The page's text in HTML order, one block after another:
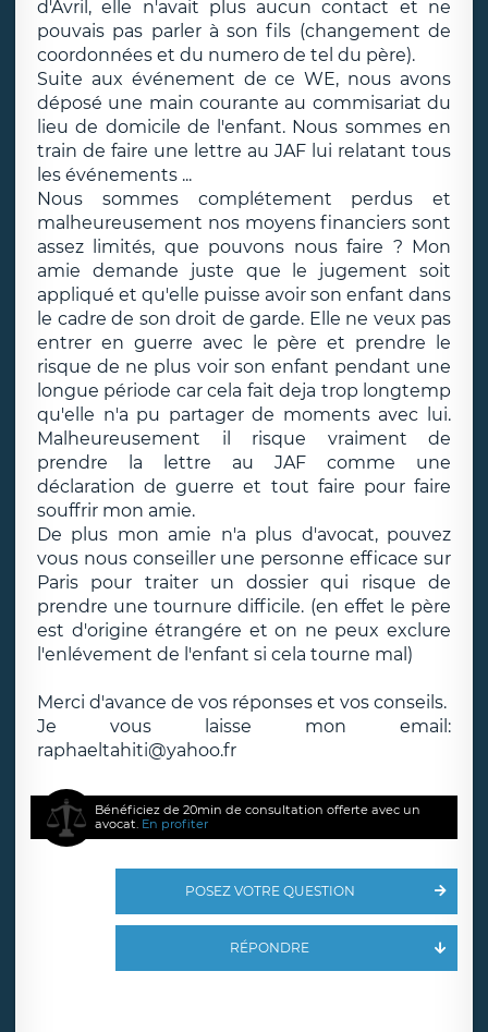
d'Avril, elle n'avait plus aucun contact et ne
pouvais pas parler à son fils (changement de
coordonnées et du numero de tel du père).
Suite aux événement de ce WE, nous avons
déposé une main courante au commisariat du
lieu de domicile de l'enfant. Nous sommes en
train de faire une lettre au JAF lui relatant tous
les événements ...
Nous sommes complétement perdus et
malheureusement nos moyens financiers sont
assez limités, que pouvons nous faire ? Mon
amie demande juste que le jugement soit
appliqué et qu'elle puisse avoir son enfant dans
le cadre de son droit de garde. Elle ne veux pas
entrer en guerre avec le père et prendre le
risque de ne plus voir son enfant pendant une
longue période car cela fait deja trop longtemp
qu'elle n'a pu partager de moments avec lui.
Malheureusement il risque vraiment de
prendre la lettre au JAF comme une
déclaration de guerre et tout faire pour faire
souffrir mon amie.
De plus mon amie n'a plus d'avocat, pouvez
vous nous conseiller une personne efficace sur
Paris pour traiter un dossier qui risque de
prendre une tournure difficile. (en effet le père
est d'origine étrangére et on ne peux exclure
l'enlévement de l'enfant si cela tourne mal)
Merci d'avance de vos réponses et vos conseils.
Je vous laisse mon email:
raphaeltahiti@yahoo.fr
Bénéficiez de 20min de consultation offerte avec un
avocat. En profiter
POSEZ VOTRE QUESTION
RÉPONDRE